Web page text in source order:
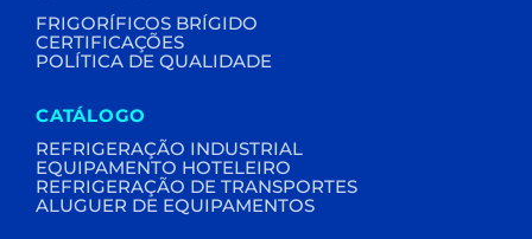
FRIGORÍFICOS BRÍGIDO
CERTIFICAÇÕES
POLÍTICA DE QUALIDADE
CATÁLOGO
REFRIGERAÇÃO INDUSTRIAL
EQUIPAMENTO HOTELEIRO
REFRIGERAÇÃO DE TRANSPORTES
ALUGUER DE EQUIPAMENTOS